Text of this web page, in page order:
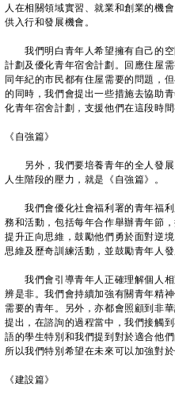
人在相關領域實習、就業和創業的機
供入行和發展機會。
我們明白青年人希望擁有自己的空
計劃及優化青年宿舍計劃。回應住屋
同年紀的市民都有住屋需要的問題，
的同時，我們會提出一些措施去協助
化青年宿舍計劃，支援他們在這段時間
《自強篇》
另外，我們要培養青年的全人發展
人生階段的壓力，就是《自強篇》。
我們會優化社會福利署的青年福利
務和活動，包括每年合作舉辦青年節
提升正向思維，鼓勵他們勇於面對逆
思維及歷奇訓練活動，並鼓勵青年人
我們會引導青年人正確理解個人相
辨是非。我們會持續加強有關青年精
需要的青年。另外，亦都會照顧到非
提出，在諮詢的過程當中，我們接觸
語的學生特別和我們提到對於適合他
所以我們特別希望在未來可以加強對
《建設篇》